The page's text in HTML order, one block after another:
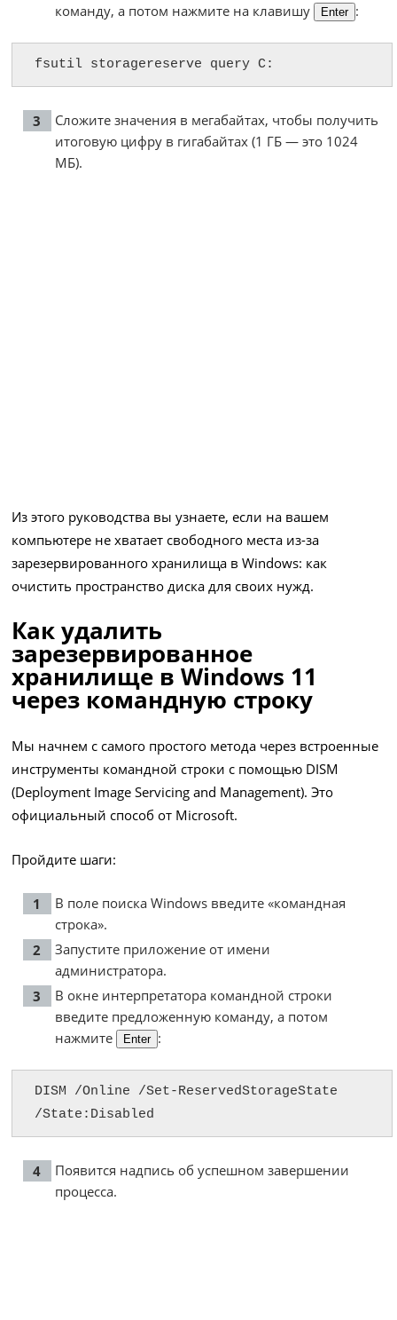
команду, а потом нажмите на клавишу
Enter :
fsutil storagereserve query C:
Сложите значения в мегабайтах, чтобы получить
итоговую цифру в гигабайтах (1 ГБ — это 1024
МБ).
Из этого руководства вы узнаете, если на вашем
компьютере не хватает свободного места из-за
зарезервированного хранилища в Windows: как
очистить пространство диска для своих нужд.
Как удалить
зарезервированное
хранилище в Windows 11
через командную строку
Мы начнем с самого простого метода через встроенные
инструменты командной строки с помощью DISM
(Deployment Image Servicing and Management). Это
официальный способ от Microsoft.
Пройдите шаги:
В поле поиска Windows введите «командная
строка».
Запустите приложение от имени
администратора.
В окне интерпретатора командной строки
введите предложенную команду, а потом
нажмите
Enter :
DISM /Online /Set-ReservedStorageState
/State:Disabled
Появится надпись об успешном завершении
процесса.